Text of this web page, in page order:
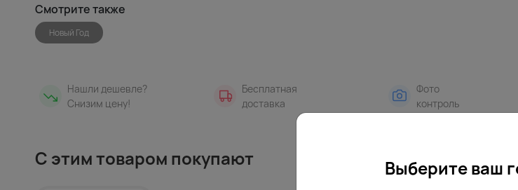
Смотрите также
Новый Год
Нашли дешевле?
Снизим цену!
Бесплатная
доставка
Фото
контроль
С этим товаром покупают Выберите ваш